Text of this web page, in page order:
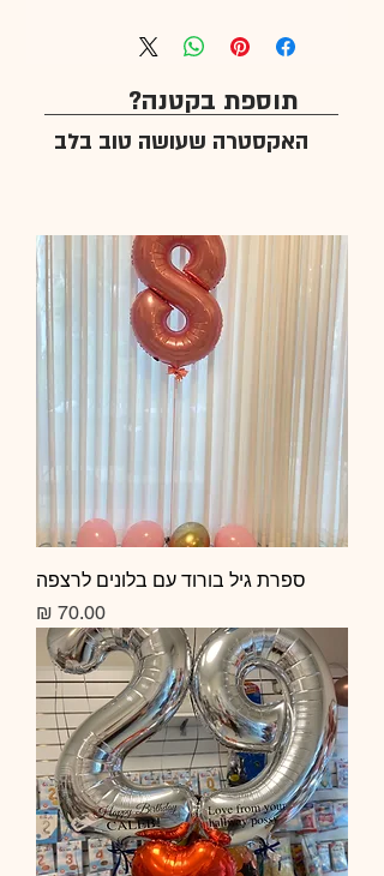
תוספת בקטנה?
האקסטרה שעושה טוב בלב
ספרת גיל בורוד עם בלונים לרצפה
מחיר